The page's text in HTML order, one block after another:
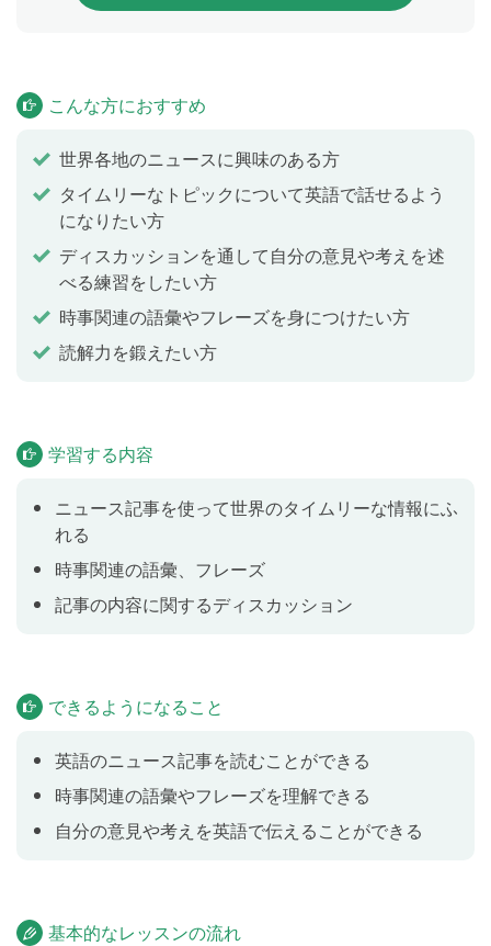
こんな方におすすめ
世界各地のニュースに興味のある方
タイムリーなトピックについて英語で話せるよう
になりたい方
ディスカッションを通して自分の意見や考えを述
べる練習をしたい方
時事関連の語彙やフレーズを身につけたい方
読解力を鍛えたい方
学習する内容
ニュース記事を使って世界のタイムリーな情報にふ
れる
時事関連の語彙、フレーズ
記事の内容に関するディスカッション
できるようになること
英語のニュース記事を読むことができる
時事関連の語彙やフレーズを理解できる
自分の意見や考えを英語で伝えることができる
基本的なレッスンの流れ